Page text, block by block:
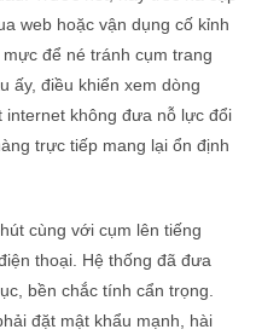
web hoặc vận dụng cố kỉnh
để né tránh cụm trang
ấy, điều khiển xem dòng
internet không đưa nỗ lực đổi
trực tiếp mang lại ổn định
cùng với cụm lên tiếng
thoại. Hệ thống đã đưa
bền chắc tính cẩn trọng.
đặt mật khẩu mạnh, hài